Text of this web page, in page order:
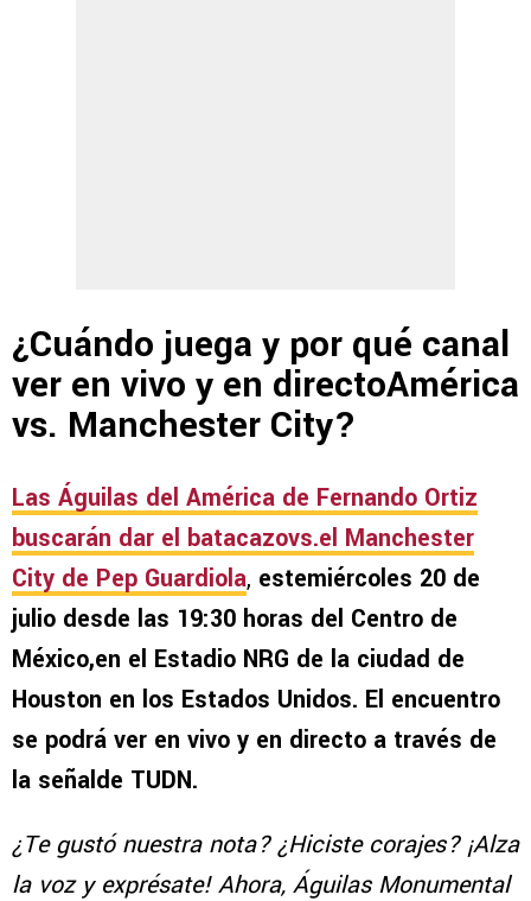
¿Cuándo juega y por qué canal
ver en vivo y en directoAmérica
vs. Manchester City?
Las Águilas del América de Fernando Ortiz
buscarán dar el batacazovs.el Manchester
City de Pep Guardiola, estemiércoles 20 de
julio desde las 19:30 horas del Centro de
México,en el Estadio NRG de la ciudad de
Houston en los Estados Unidos. El encuentro
se podrá ver en vivo y en directo a través de
la señalde TUDN.
¿Te gustó nuestra nota? ¿Hiciste corajes? ¡Alza
la voz y exprésate! Ahora, Águilas Monumental